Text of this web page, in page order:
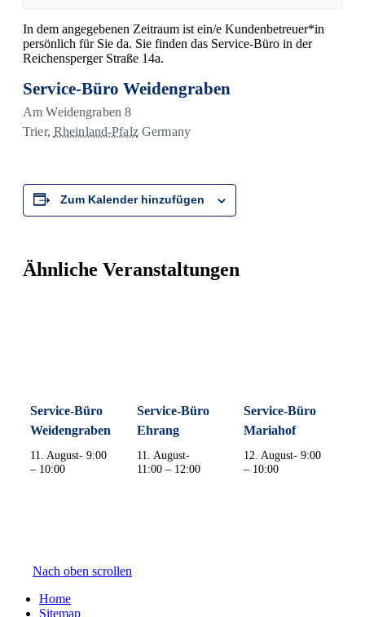
In dem angegebenen Zeitraum ist ein/e Kundenbetreuer*in
persönlich für Sie da. Sie finden das Service-Büro in der
Reichensperger Straße 14a.
Service-Büro Weidengraben
Am Weidengraben 8
Trier, Rheinland-Pfalz Germany
Zum Kalender hinzufügen
Ähnliche Veranstaltungen
Service-Büro
Weidengraben
11. August- 9:00
– 10:00
Service-Büro
Ehrang
11. August-
11:00– 12:00
Service-Büro
Mariahof
12. August- 9:00
– 10:00
Nach oben scrollen
Home
Sitemap